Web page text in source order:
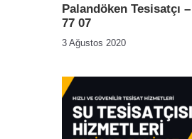
Palandöken Tesisatçı
77 07
3 Ağustos 2020